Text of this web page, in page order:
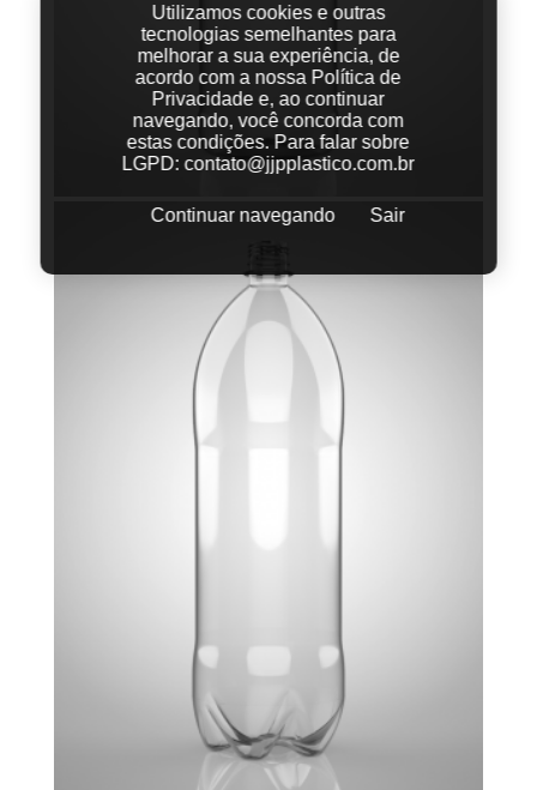
Utilizamos cookies e outras
tecnologias semelhantes para
melhorar a sua experiência, de
acordo com a nossa Política de
Privacidade e, ao continuar
navegando, você concorda com
estas condições. Para falar sobre
LGPD:contato@jjpplastico.com.br
Continuar navegando Sair